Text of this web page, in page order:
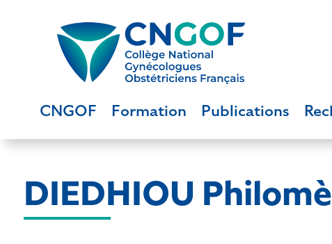
CNGOF Formation Publications
DIEDHIOU